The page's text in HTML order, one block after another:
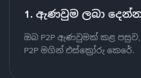
1. ඇණවුම ලබා
ඔබ P2P ඇණවුමක් කළ පසුව,
P2P මගින් එස්ක්‍රෝරු කෙරේ.